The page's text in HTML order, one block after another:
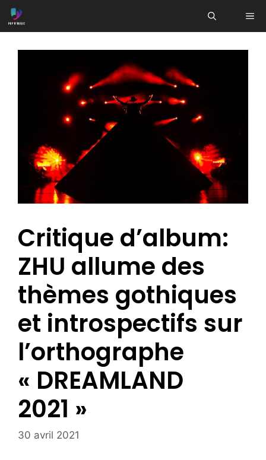
Aller
au
Critique d’album:
ZHU allume des
thèmes gothiques
et introspectifs sur
l’orthographe
« DREAMLAND
2021 »
30 avril 2021